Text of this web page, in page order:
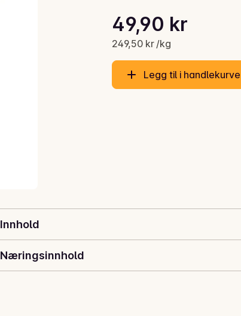
Gjeldende pris er: 49,90 kr
49,90 kr
249,50 kr /kg
Stykkpris: 249,50 kr /kg
Legg til i
Innhold
Næringsinnhold